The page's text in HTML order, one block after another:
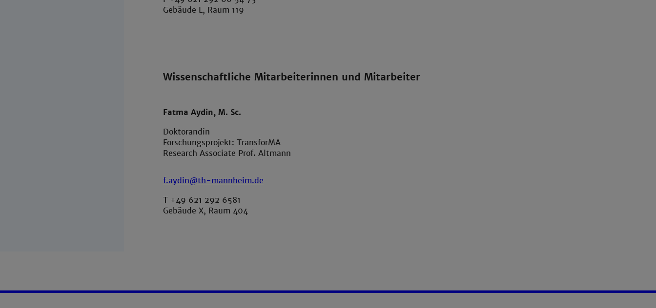
Gebäude L, Raum 119
Wissenschaftliche Mitarbeiterinnen und Mitarbeiter
Fatma Aydin, M. Sc.
Doktorandin
Forschungsprojekt: TransforMA
Research Associate Prof. Altmann
f.aydin@th-mannheim.de
T +49 621 292 6581
Gebäude X, Raum 404